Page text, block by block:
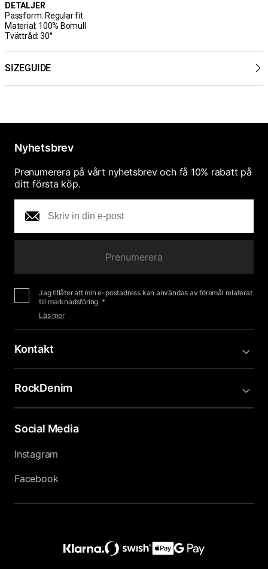
DETALJER
Passform: Regular fit
Material: 100% Bomull
Tvättråd: 30°
SIZEGUIDE
Nyhetsbrev
Prenumerera på vårt nyhetsbrev och få 10% rabatt på
ditt första köp.
Prenumerera
Jag tillåter att min e-postadress kan användas av föremål relaterat
till marknadsföring. *
Läs mer
Kontakt
RockDenim
Social Media
Instagram
Facebook